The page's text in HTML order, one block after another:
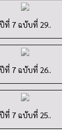
ปีที่ 7 ฉบับที่ 29..
ปีที่ 7 ฉบับที่ 26..
ปีที่ 7 ฉบับที่ 25..